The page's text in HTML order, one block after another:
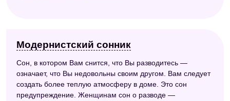
Модернистский сонник
Сон, в котором Вам снится, что Вы разводитесь —
означает, что Вы недовольны своим другом. Вам следует
создать более теплую атмосферу в доме. Это сон
предупреждение. Женщинам сон о разводе —